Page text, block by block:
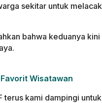
sekitar untuk melacak
bahwa keduanya kini
Wisatawan
terus kami dampingi untuk